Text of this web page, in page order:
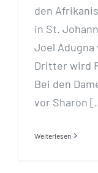
den
in St.
Joel Adugna
Dritter wird
Bei den
vor Sharon
Weiterlesen